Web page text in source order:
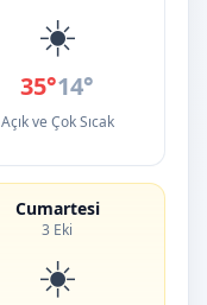
☀️
35°14°
Açık ve Çok Sıcak
Cumartesi
3 Eki
☀️